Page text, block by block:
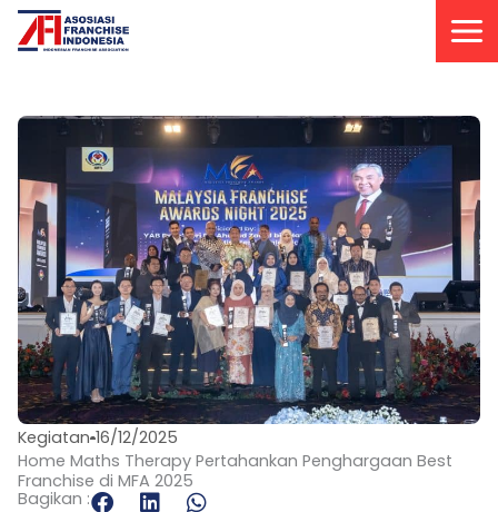
Lewati
Kegiatan 16/12/2025
Home Maths Therapy Pertahankan Penghargaan Best
Franchise di MFA 2025
Bagikan :